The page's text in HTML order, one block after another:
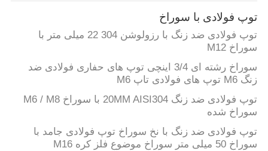
توپ فولادی با سوراخ
توپ فولادی ضد زنگ با رزولوشن 304 22 میلی متر با
سوراخ M12
سوراخ رشته ای 3/4 اینچی توپ های حفاری فولادی ضد
زنگ M6 توپ های فولادی تاپ M6
توپ فولادی ضد زنگ 20MM AISI304 با سوراخ M6 / M8
سوراخ شده
توپ فولادی ضد زنگ با نخ سوراخ توپ فولادی جامد با
سوراخ 50 میلی متر سوراخ موضوع فلز کره M16